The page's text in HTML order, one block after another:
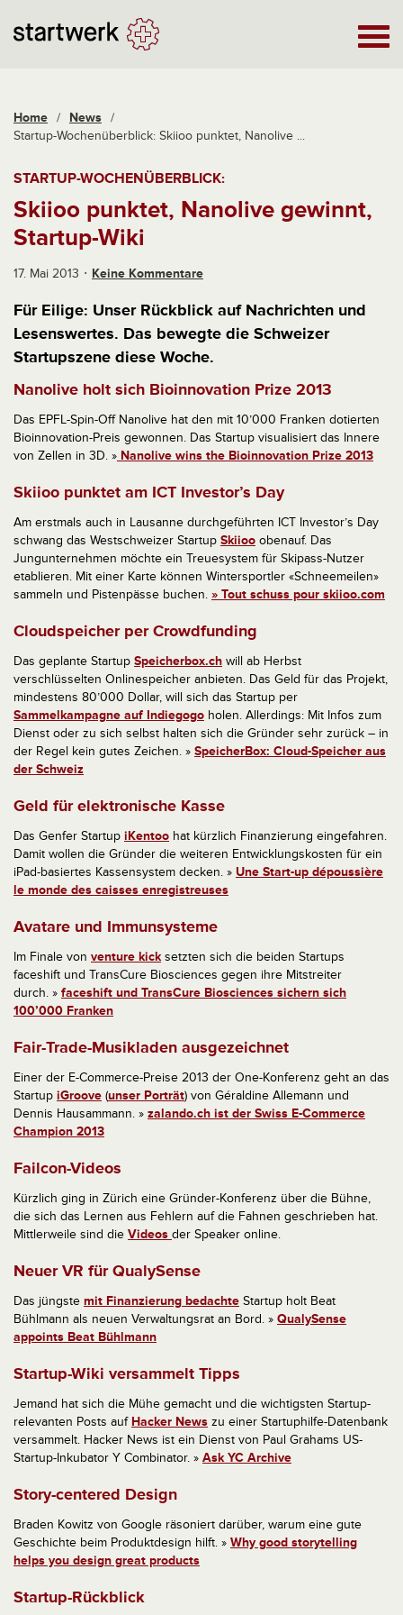
Home / News /
Startup-Wochenüberblick: Skiioo punktet, Nanolive ...
STARTUP-WOCHENÜBERBLICK:
Skiioo punktet, Nanolive gewinnt,
Startup-Wiki
17. Mai 2013 Keine Kommentare
Für Eilige: Unser Rückblick auf Nachrichten und
Lesenswertes. Das bewegte die Schweizer
Startupszene diese Woche.
Nanolive holt sich Bioinnovation Prize 2013
Das EPFL-Spin-Off Nanolive hat den mit 10’000 Franken dotierten
Bioinnovation-Preis gewonnen. Das Startup visualisiert das Innere
von Zellen in 3D. » Nanolive wins the Bioinnovation Prize 2013
Skiioo punktet am ICT Investor’s Day
Am erstmals auch in Lausanne durchgeführten ICT Investor’s Day
schwang das Westschweizer Startup Skiioo obenauf. Das
Jungunternehmen möchte ein Treuesystem für Skipass-Nutzer
etablieren. Mit einer Karte können Wintersportler «Schneemeilen»
sammeln und Pistenpässe buchen. » Tout schuss pour skiioo.com
Cloudspeicher per Crowdfunding
Das geplante Startup Speicherbox.ch will ab Herbst
verschlüsselten Onlinespeicher anbieten. Das Geld für das Projekt,
mindestens 80’000 Dollar, will sich das Startup per
Sammelkampagne auf Indiegogo holen. Allerdings: Mit Infos zum
Dienst oder zu sich selbst halten sich die Gründer sehr zurück – in
der Regel kein gutes Zeichen. » SpeicherBox: Cloud-Speicher aus
der Schweiz
Geld für elektronische Kasse
Das Genfer Startup iKentoo hat kürzlich Finanzierung eingefahren.
Damit wollen die Gründer die weiteren Entwicklungskosten für ein
iPad-basiertes Kassensystem decken. » Une Start-up dépoussière
le monde des caisses enregistreuses
Avatare und Immunsysteme
Im Finale von venture kicksetzten sich die beiden Startups
faceshift und TransCure Biosciences gegen ihre Mitstreiter
durch. » faceshift und TransCure Biosciences sichern sich
100’000 Franken
Fair-Trade-Musikladen ausgezeichnet
Einer der E-Commerce-Preise 2013 der One-Konferenz geht an das
Startup iGroove (unser Porträt) von Géraldine Allemann und
Dennis Hausammann. » zalando.ch ist der Swiss E-Commerce
Champion 2013
Failcon-Videos
Kürzlich ging in Zürich eine Gründer-Konferenz über die Bühne,
die sich das Lernen aus Fehlern auf die Fahnen geschrieben hat.
Mittlerweile sind die Videos der Speaker online.
Neuer VR für QualySense
Das jüngste mit Finanzierung bedachte Startup holt Beat
Bühlmann als neuen Verwaltungsrat an Bord. » QualySense
appoints Beat Bühlmann
Startup-Wiki versammelt Tipps
Jemand hat sich die Mühe gemacht und die wichtigsten Startup-
relevanten Posts auf Hacker News zu einer Startuphilfe-Datenbank
versammelt. Hacker News ist ein Dienst von Paul Grahams US-
Startup-Inkubator Y Combinator. » Ask YC Archive
Story-centered Design
Braden Kowitz von Google räsoniert darüber, warum eine gute
Geschichte beim Produktdesign hilft. » Why good storytelling
helps you design great products
Startup-Rückblick